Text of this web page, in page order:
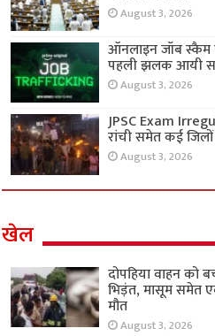
August 3, 2026
ऑनलाइन जॉब स्कैम
पहली झलक आयी
August 3, 2026
JPSC Exam
रांची समेत कई
August 3, 2026
खेल
दोपहिया वाहन को
भिड़ंत, मासूम समेत
मौत
August 3, 2026